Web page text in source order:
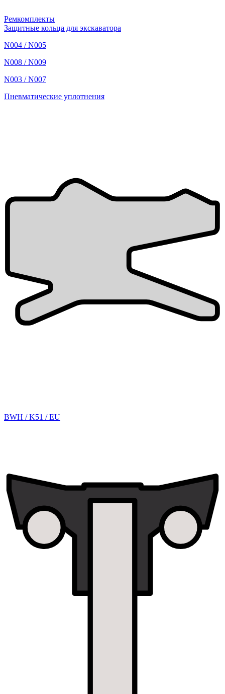
Ремкомплекты
Защитные кольца для экскаватора
N004 / N005
N008 / N009
N003 / N007
Пневматические уплотнения
BWH / K51 / EU